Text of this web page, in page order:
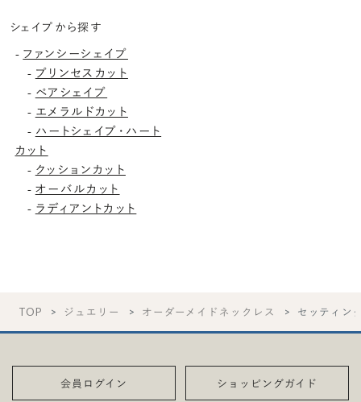
シェイプから探す
- ファンシーシェイプ
- プリンセスカット
- ペアシェイプ
- エメラルドカット
- ハートシェイプ・ハート
カット
- クッションカット
- オーバルカット
- ラディアントカット
TOP ジュエリー オーダーメイドネックレス セッティン
会員ログイン ショッピングガイド